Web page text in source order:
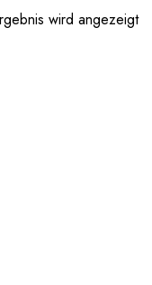
wird angezeigt